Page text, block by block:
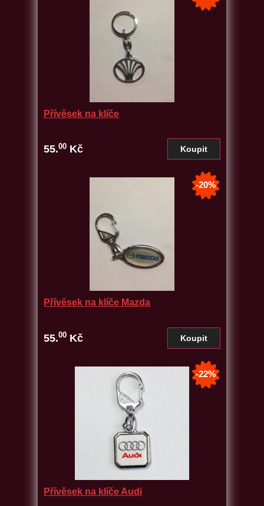
Přívěsek na klíče
55.00 Kč
Přívěsek na klíče Mazda
55.00 Kč
-20%
Přívěsek na klíče Audi
-22%